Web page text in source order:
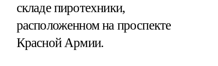
складе пиротехники,
расположенном на проспекте
Красной Армии.